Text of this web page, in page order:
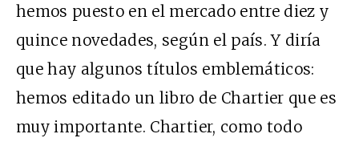
hemos puesto en el mercado entre diez y
quince novedades, según el país. Y diría
que hay algunos títulos emblemáticos:
hemos editado un libro de Chartier que es
muy importante. Chartier, como todo